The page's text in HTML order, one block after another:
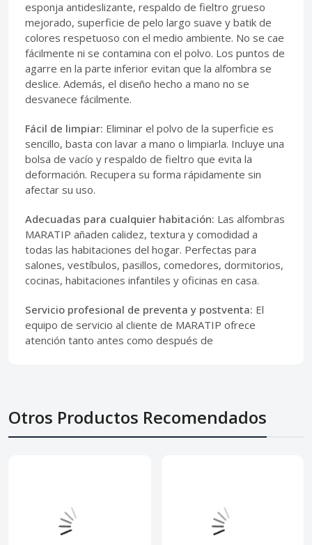
esponja antideslizante, respaldo de fieltro grueso
mejorado, superficie de pelo largo suave y batik de
colores respetuoso con el medio ambiente. No se cae
fácilmente ni se contamina con el polvo. Los puntos de
agarre en la parte inferior evitan que la alfombra se
deslice. Además, el diseño hecho a mano no se
desvanece fácilmente.
Fácil de limpiar: Eliminar el polvo de la superficie es
sencillo, basta con lavar a mano o limpiarla. Incluye una
bolsa de vacío y respaldo de fieltro que evita la
deformación. Recupera su forma rápidamente sin
afectar su uso.
Adecuadas para cualquier habitación: Las alfombras
MARATIP añaden calidez, textura y comodidad a
todas las habitaciones del hogar. Perfectas para
salones, vestíbulos, pasillos, comedores, dormitorios,
cocinas, habitaciones infantiles y oficinas en casa.
Servicio profesional de preventa y postventa: El
equipo de servicio al cliente de MARATIP ofrece
atención tanto antes como después de
Otros Productos Recomendados